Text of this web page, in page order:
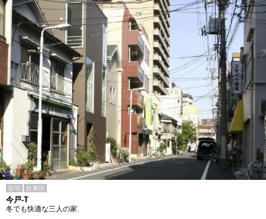
住宅 台東区
今戸-T
冬でも快適な三人の家